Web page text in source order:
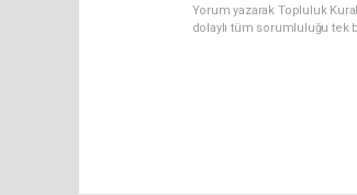
Yorum yazarak Topluluk
dolaylı tüm sorumluluğu tek